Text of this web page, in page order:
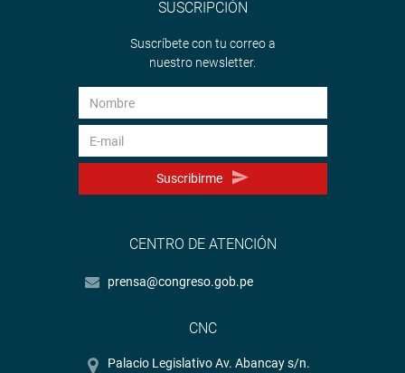
SUSCRIPCIÓN
Suscríbete con tu correo a
nuestro newsletter.
Suscribirme
CENTRO DE ATENCIÓN
prensa@congreso.gob.pe
CNC
Palacio Legislativo Av. Abancay s/n.